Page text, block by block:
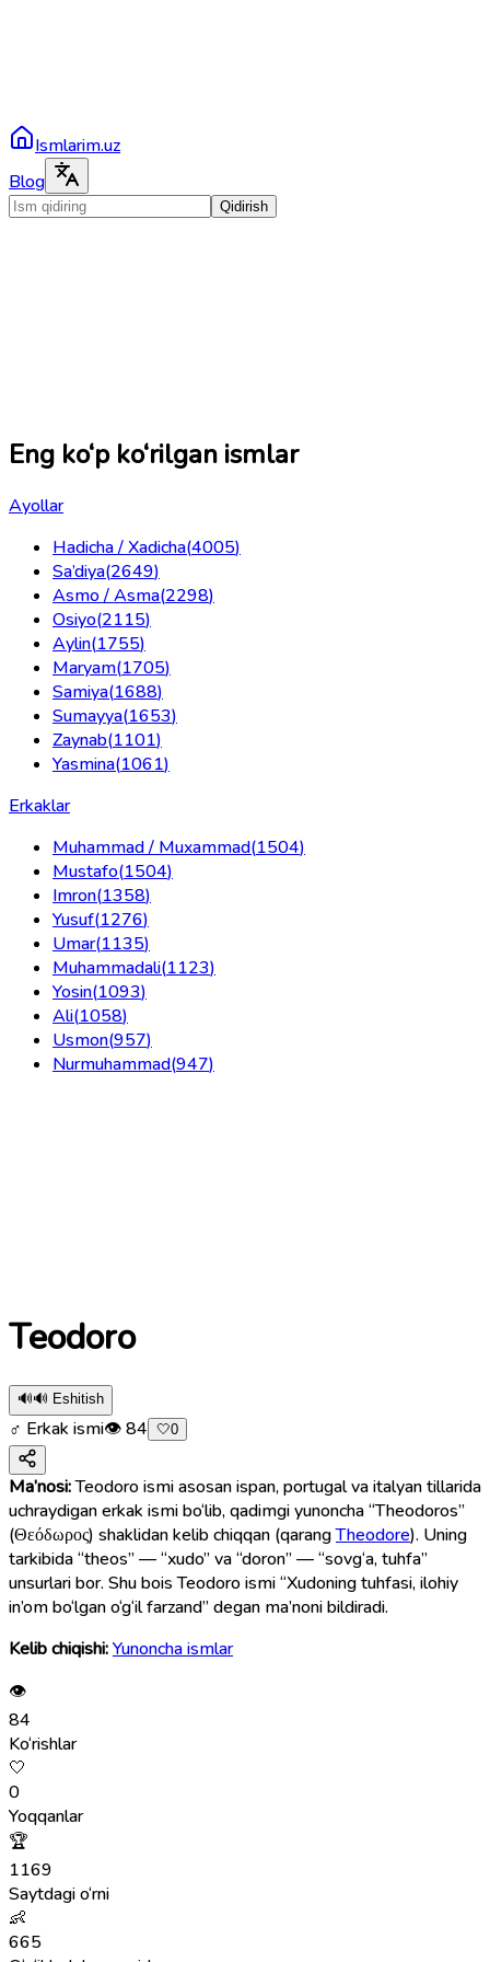
Ismlarim.uz
Blog
Qidirish
Eng ko‘p ko‘rilgan ismlar
Ayollar
Hadicha / Xadicha(4005)
Sa’diya(2649)
Asmo / Asma(2298)
Osiyo(2115)
Aylin(1755)
Maryam(1705)
Samiya(1688)
Sumayya(1653)
Zaynab(1101)
Yasmina(1061)
Erkaklar
Muhammad / Muxammad(1504)
Mustafo(1504)
Imron(1358)
Yusuf(1276)
Umar(1135)
Muhammadali(1123)
Yosin(1093)
Ali(1058)
Usmon(957)
Nurmuhammad(947)
Teodoro
🔊🔊 Eshitish
♂ Erkak ismi👁84 🤍0
Ma’nosi:Teodoro ismi asosan ispan, portugal va italyan tillarida
uchraydigan erkak ismi bo‘lib, qadimgi yunoncha “Theodoros”
(Θεόδωρος) shaklidan kelib chiqqan (qarangTheodore). Uning
tarkibida “theos” — “xudo” va “doron” — “sovg‘a, tuhfa”
unsurlari bor. Shu bois Teodoro ismi “Xudoning tuhfasi, ilohiy
in’om bo‘lgan o‘g‘il farzand” degan ma’noni bildiradi.
Kelib chiqishi:Yunoncha ismlar
👁
84
Ko‘rishlar
🤍
0
Yoqqanlar
🏆
1169
Saytdagi o‘rni
👶
665